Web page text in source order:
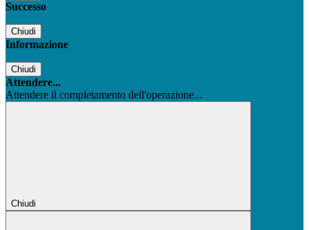
Successo
Chiudi
Informazione
Chiudi
Attendere...
Attendere il completamento dell'operazione...
Chiudi